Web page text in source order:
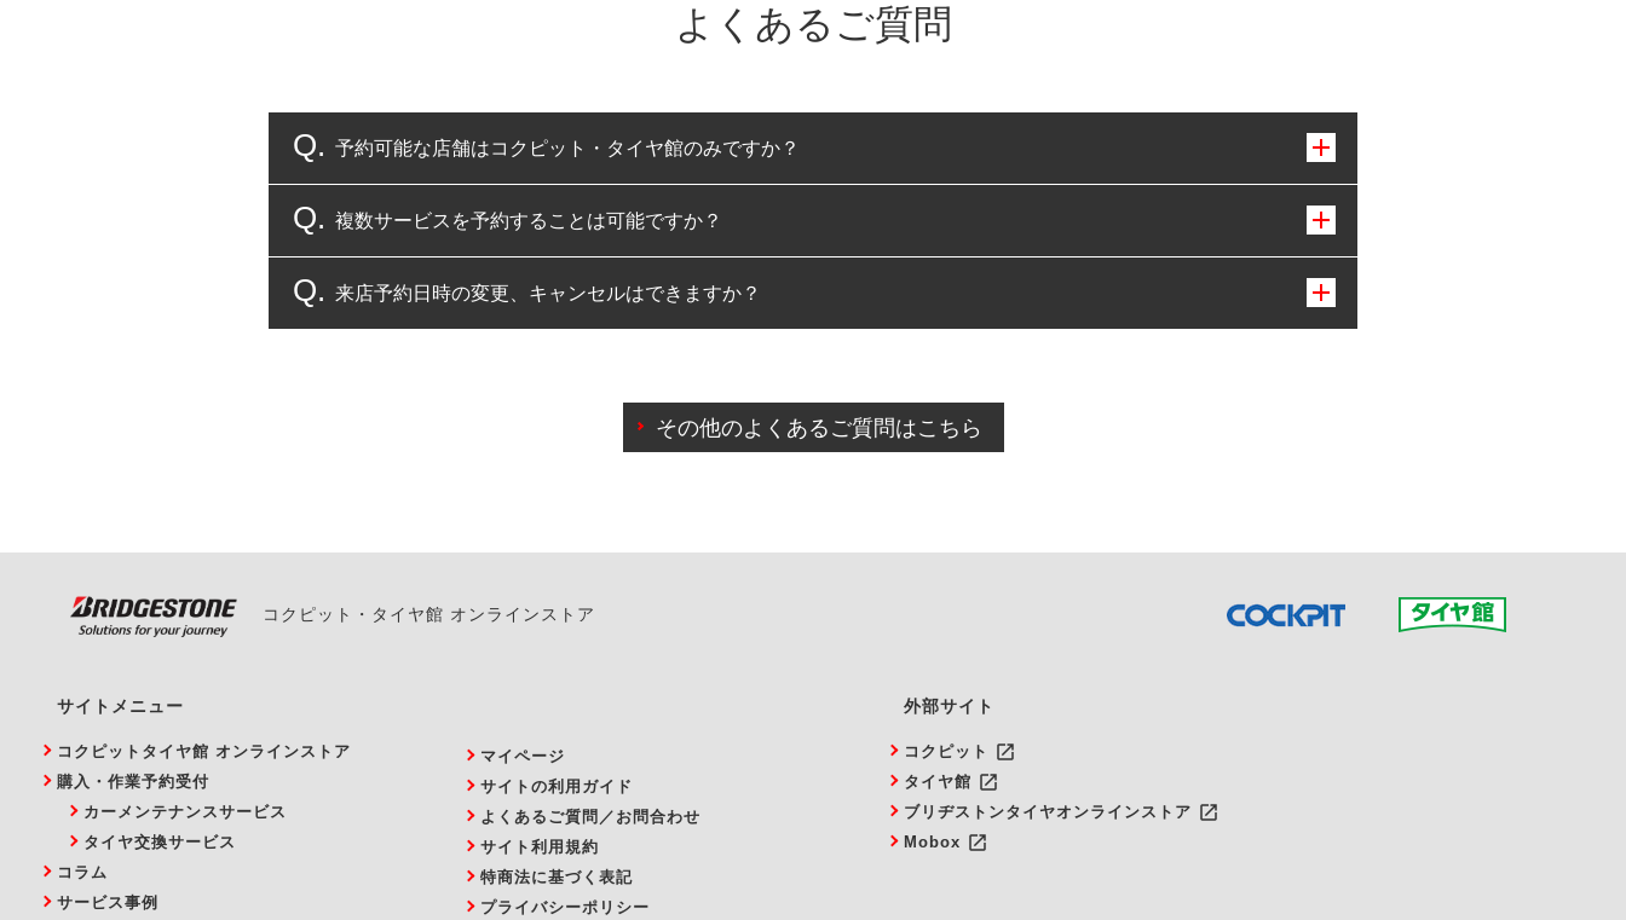
よくあるご質問
予約可能な店舗はコクピット・タイヤ館のみですか？
コクピット・タイヤ館のみとなります。
複数サービスを予約することは可能ですか？
複数サービスのご予約は可能です。
来店予約日時の変更、キャンセルはできますか？
また、やむを得ない事由によりご予約のキャンセルをご希望の際は、直接ご予約いただいた店舗へご連絡くださ
その他のよくあるご質問はこちら
コクピット・タイヤ館 オンラインストア
サイトメニュー
コクピットタイヤ館 オンラインストア
購入・作業予約受付
カーメンテナンスサービス
タイヤ交換サービス
コラム
サービス事例
マイページ
サイトの利用ガイド
よくあるご質問／お問合わせ
サイト利用規約
特商法に基づく表記
プライバシーポリシー
外部サイト
コクピット launch
タイヤ館 launch
ブリヂストンタイヤオンラインストア launch
Mobox launch